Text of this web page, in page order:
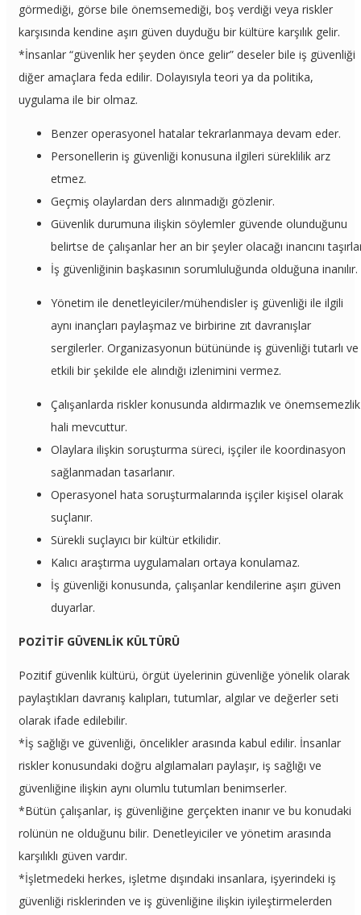
görmediği, görse bile önemsemediği, boş verdiği veya riskler
karşısında kendine aşırı güven duyduğu bir kültüre karşılık gelir.
*İnsanlar “güvenlik her şeyden önce gelir” deseler bile iş güvenliği
diğer amaçlara feda edilir. Dolayısıyla teori ya da politika,
uygulama ile bir olmaz.
Benzer operasyonel hatalar tekrarlanmaya devam eder.
Personellerin iş güvenliği konusuna ilgileri süreklilik arz
etmez.
Geçmiş olaylardan ders alınmadığı gözlenir.
Güvenlik durumuna ilişkin söylemler güvende olunduğunu
belirtse de çalışanlar her an bir şeyler olacağı inancını
İş güvenliğinin başkasının sorumluluğunda olduğuna inanılır.
Yönetim ile denetleyiciler/mühendisler iş güvenliği ile ilgili
aynı inançları paylaşmaz ve birbirine zıt davranışlar
sergilerler. Organizasyonun bütününde iş güvenliği tutarlı ve
etkili bir şekilde ele alındığı izlenimini vermez.
Çalışanlarda riskler konusunda aldırmazlık ve önemsemezlik
hali mevcuttur.
Olaylara ilişkin soruşturma süreci, işçiler ile koordinasyon
sağlanmadan tasarlanır.
Operasyonel hata soruşturmalarında işçiler kişisel olarak
suçlanır.
Sürekli suçlayıcı bir kültür etkilidir.
Kalıcı araştırma uygulamaları ortaya konulamaz.
İş güvenliği konusunda, çalışanlar kendilerine aşırı güven
duyarlar.
POZİTİF GÜVENLİK KÜLTÜRÜ
Pozitif güvenlik kültürü, örgüt üyelerinin güvenliğe yönelik olarak
paylaştıkları davranış kalıpları, tutumlar, algılar ve değerler seti
olarak ifade edilebilir.
*İş sağlığı ve güvenliği, öncelikler arasında kabul edilir. İnsanlar
riskler konusundaki doğru algılamaları paylaşır, iş sağlığı ve
güvenliğine ilişkin aynı olumlu tutumları benimserler.
*Bütün çalışanlar, iş güvenliğine gerçekten inanır ve bu konudaki
rolünün ne olduğunu bilir. Denetleyiciler ve yönetim arasında
karşılıklı güven vardır.
*İşletmedeki herkes, işletme dışındaki insanlara, işyerindeki iş
güvenliği risklerinden ve iş güvenliğine ilişkin iyileştirmelerden